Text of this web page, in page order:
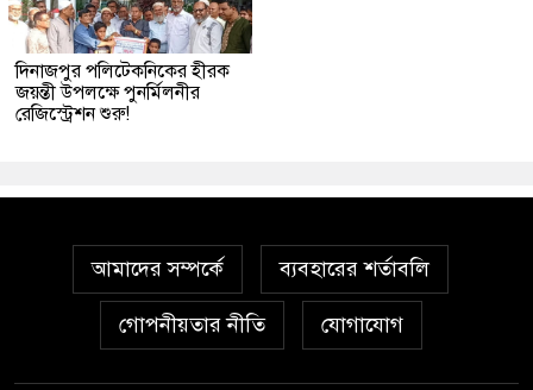
দিনাজপুর পলিটেকনিকের হীরক
জয়ন্তী উপলক্ষে পুনর্মিলনীর
রেজিস্ট্রেশন শুরু!
আমাদের সম্পর্কে ব্যবহারের শর্তাবলি
গোপনীয়তার নীতি যোগাযোগ